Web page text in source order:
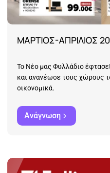
ΜΑΡΤΙΟΣ-ΑΠΡΙΛΙΟΣ
Το Νέο μας Φυλλάδιο
και ανανέωσε τους χώρους
οικονομικά.
Ανάγνωση